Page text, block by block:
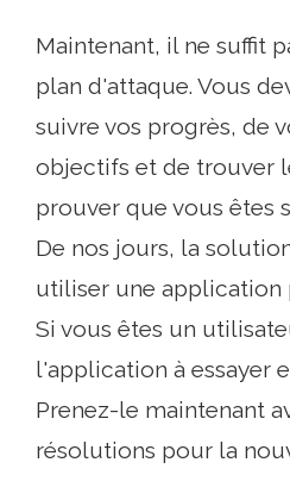
Maintenant, il ne suffit
plan d'attaque. Vous
suivre vos progrès, de
objectifs et de trouver
prouver que vous êtes
De nos jours, la
utiliser une application
Si vous êtes un
l'application à essayer
Prenez-le maintenant
résolutions pour la